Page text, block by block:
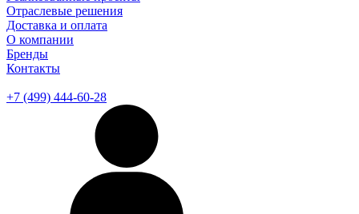
Отраслевые решения
Доставка и оплата
О компании
Бренды
Контакты
+7 (499) 444-60-28